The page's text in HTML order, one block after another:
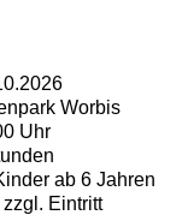
Worbis
Uhr
ab 6 Jahren
zzgl. Eintritt